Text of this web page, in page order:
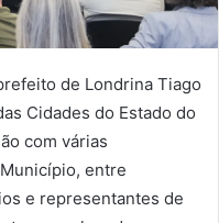
de Londrina Tiago
Cidades do Estado do
com várias
entre
e representantes de